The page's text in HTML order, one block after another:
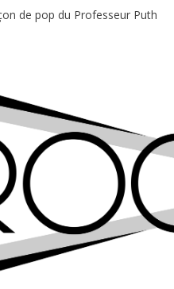
de pop du Professeur Puth
: entre bière, métal et